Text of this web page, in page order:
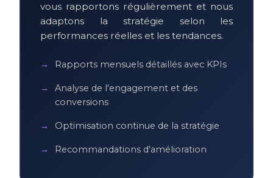
vous rapportons régulièrement et nous
adaptons la stratégie selon les
performances réelles et les tendances.
Rapports mensuels détaillés avec KPIs
Analyse de l'engagement et des
conversions
Optimisation continue de la stratégie
Recommandations d'amélioration